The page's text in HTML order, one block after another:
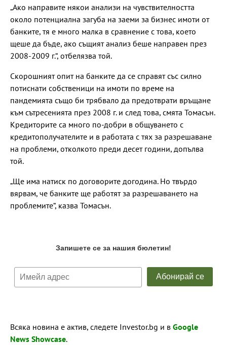
„Ако направите някои анализи на чувствителността
около потенциална загуба на заеми за бизнес имоти от
банките, тя е много малка в сравнение с това, което
щеше да бъде, ако същият анализ беше направен през
2008-2009 г.“, отбелязва той.
Скорошният опит на банките да се справят със силно
потиснати собственици на имоти по време на
пандемията също би трябвало да предотврати връщане
към сътресенията през 2008 г. и след това, смята Томасън.
Кредиторите са много по-добри в общуването с
кредитополучателите и в работата с тях за разрешаване
на проблеми, отколкото преди десет години, допълва
той.
„Ще има натиск по договорите догодина. Но твърдо
вярвам, че банките ще работят за разрешаването на
проблемите“, казва Томасън.
Всяка новина е актив, следете Investor.bg и в Google
News Showcase.